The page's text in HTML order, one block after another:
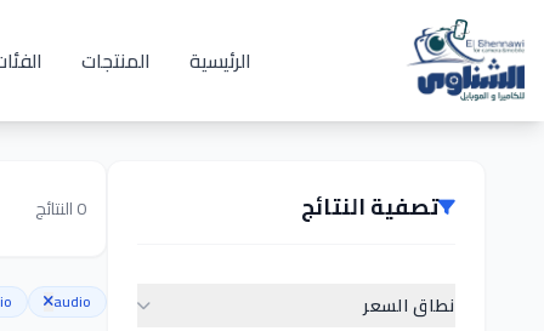
الرئيسية المنتجات
تصفية النتائج
نطاق السعر
0النتائج
audio